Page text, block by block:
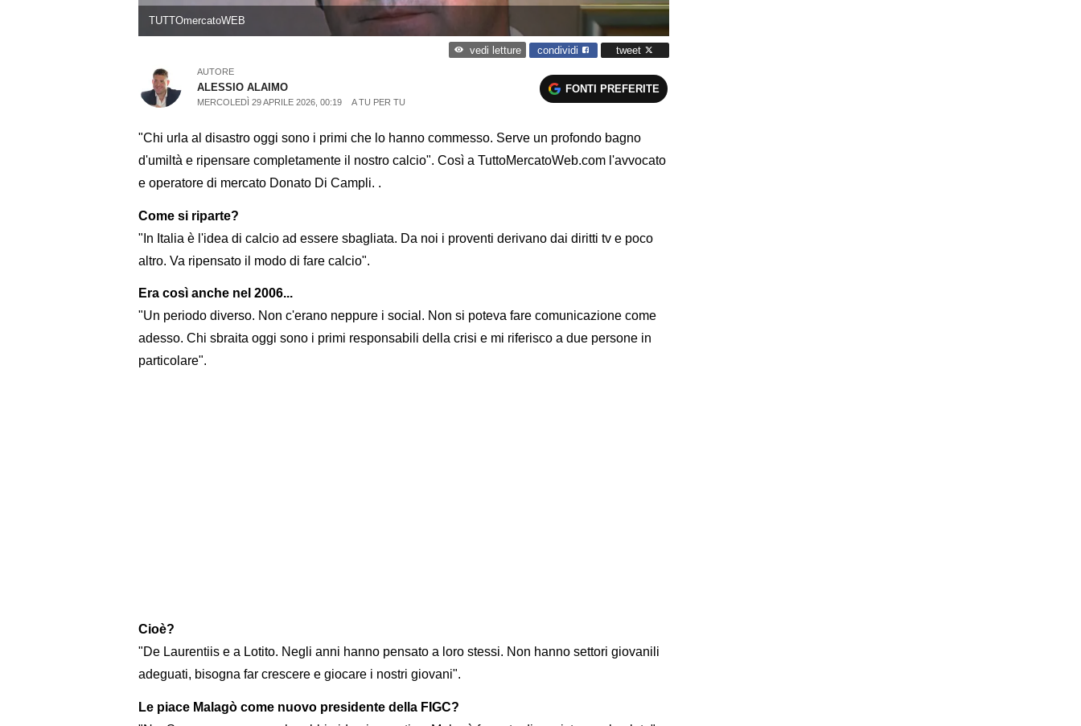
TUTTOmercatoWEB
vedi letture condividi tweet
AUTORE
ALESSIO ALAIMO
MERCOLEDÌ 29 APRILE 2026, 00:19 A TU PER TU
FONTI PREFERITE
"Chi urla al disastro oggi sono i primi che lo hanno commesso. Serve un profondo bagno
d'umiltà e ripensare completamente il nostro calcio". Così a TuttoMercatoWeb.com l'avvocato
e operatore di mercato Donato Di Campli. .
Come si riparte?
"In Italia è l'idea di calcio ad essere sbagliata. Da noi i proventi derivano dai diritti tv e poco
altro. Va ripensato il modo di fare calcio".
Era così anche nel 2006...
"Un periodo diverso. Non c'erano neppure i social. Non si poteva fare comunicazione come
adesso. Chi sbraita oggi sono i primi responsabili della crisi e mi riferisco a due persone in
particolare".
Cioè?
"De Laurentiis e a Lotito. Negli anni hanno pensato a loro stessi. Non hanno settori giovanili
adeguati, bisogna far crescere e giocare i nostri giovani".
Le piace Malagò come nuovo presidente della FIGC?